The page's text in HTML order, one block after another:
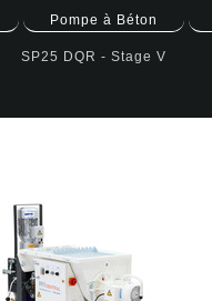
Pompe à Béton
SP25 DQR - Stage V